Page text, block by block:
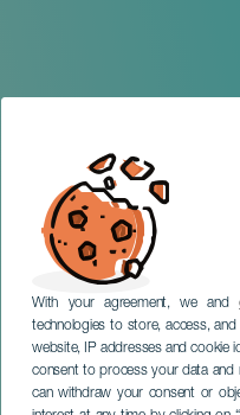
With your agreement, we and
technologies to store, access,
website, IP addresses and cookie
consent to process your data and
can withdraw your consent or
GRAN CANARIA